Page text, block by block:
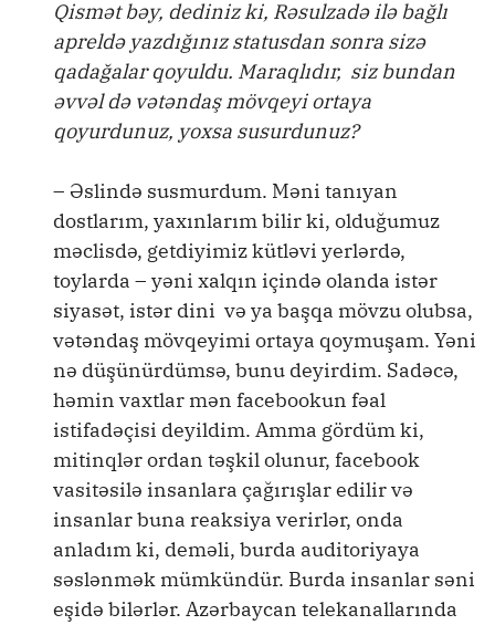
Qismət bəy, dediniz ki, Rəsulzadə ilə bağlı
apreldə yazdığınız statusdan sonra sizə
qadağalar qoyuldu. Maraqlıdır, siz bundan
əvvəl də vətəndaş mövqeyi ortaya
qoyurdunuz, yoxsa susurdunuz?
– Əslində susmurdum. Məni tanıyan
dostlarım, yaxınlarım bilir ki, olduğumuz
məclisdə, getdiyimiz kütləvi yerlərdə,
toylarda – yəni xalqın içində olanda istər
siyasət, istər dini və ya başqa mövzu olubsa,
vətəndaş mövqeyimi ortaya qoymuşam. Yəni
nə düşünürdümsə, bunu deyirdim. Sadəcə,
həmin vaxtlar mən facebookun fəal
istifadəçisi deyildim. Amma gördüm ki,
mitinqlər ordan təşkil olunur, facebook
vasitəsilə insanlara çağırışlar edilir və
insanlar buna reaksiya verirlər, onda
anladım ki, deməli, burda auditoriyaya
səslənmək mümkündür. Burda insanlar səni
eşidə bilərlər. Azərbaycan telekanallarında